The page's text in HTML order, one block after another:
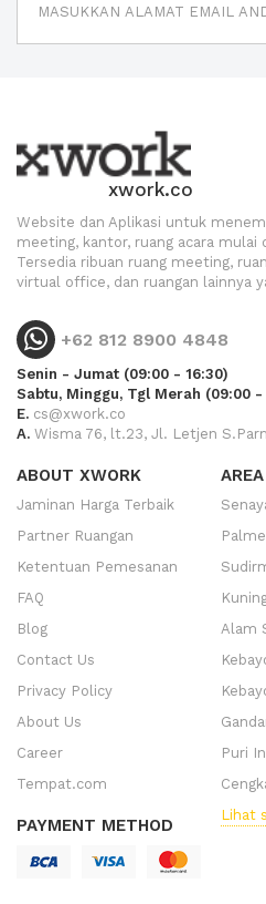
xwork.co
Website dan Aplikasi untuk
meeting, kantor, ruang acara mulai
Tersedia ribuan ruang meeting,
virtual office, dan ruangan lainnya
+62 812 8900 4848
Senin - Jumat (09:00 - 16:30)
Sabtu, Minggu, Tgl Merah (09:00 -
E. cs@xwork.co
A. Wisma 76, lt.23, Jl. Letjen
ABOUT XWORK
Jaminan Harga Terbaik
Partner Ruangan
Ketentuan Pemesanan
FAQ
Blog
Contact Us
Privacy Policy
About Us
Career
Tempat.com
PAYMENT METHOD
AREA
Alam
Puri
Lihat